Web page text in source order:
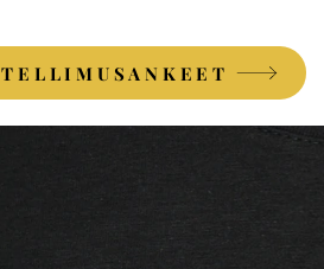
TELLIMUSANKEET